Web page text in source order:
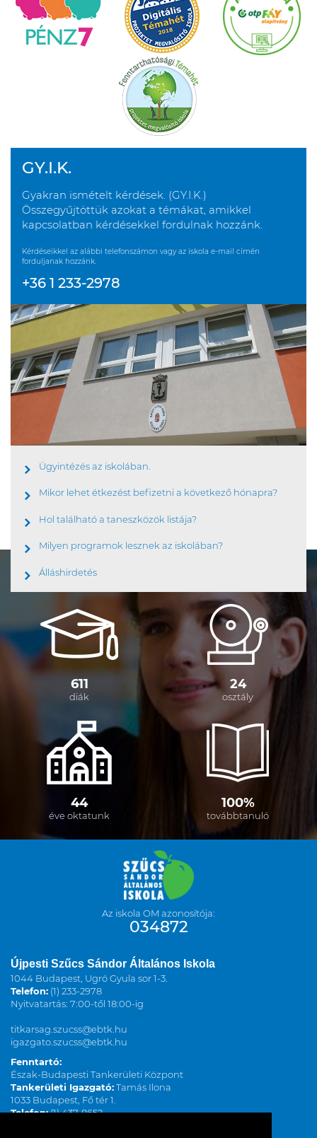
GY.I.K.
Gyakran ismételt kérdések. (GY.I.K.)
Összegyűjtöttük azokat a témákat, amikkel
kapcsolatban kérdésekkel fordulnak hozzánk.
Kérdéseikkel az alábbi telefonszámon vagy az iskola e-mail címén
forduljanak hozzánk.
+36 1 233-2978
Ügyintézés az iskolában.
Mikor lehet étkezést befizetni a következő hónapra?
Hol található a taneszközök listája?
Milyen programok lesznek az iskolában?
Álláshirdetés
611
diák
24
osztály
44
éve oktatunk
100%
továbbtanuló
Az iskola OM azonosítója:
034872
Újpesti Szűcs Sándor Általános Iskola
1044 Budapest, Ugró Gyula sor 1-3.
Telefon: (1) 233-2978
Nyitvatartás: 7:00-től 18:00-ig
titkarsag.szucss@ebtk.hu
igazgato.szucss@ebtk.hu
Fenntartó:
Észak-Budapesti Tankerületi Központ
Tankerületi Igazgató:Tamás Ilona
1033 Budapest, Fő tér 1.
Telefon:(1) 437-8652